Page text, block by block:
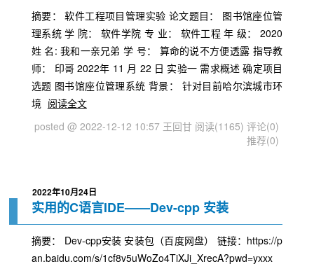
摘要： 软件工程项目管理实验 论文题目： 图书馆座位管
理系统 学 院： 软件学院 专 业： 软件工程 年 级： 2020
姓 名: 我和一亲兄弟 学 号： 算命的说不方便透露 指导教
师： 印哥 2022年 11 月 22 日 实验一 需求概述 确定项目
选题 图书馆座位管理系统 背景： 针对目前哈尔滨城市环
境 阅读全文
posted @ 2022-12-12 10:57 王回甘 阅读(1165) 评论(0)
推荐(0)
2022年10月24日
实用的C语言IDE——Dev-cpp 安装
摘要： Dev-cpp安装 安装包（百度网盘） 链接：https://p
an.baidu.com/s/1cf8v5uWoZo4TiXJi_XrecA?pwd=yxxx